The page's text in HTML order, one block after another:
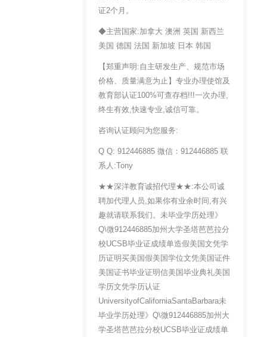
证2个月。
◆主营国家:加拿大 澳洲 英国 新西兰
美国 德国 法国 新加坡 日本 韩国
【郑重声明:自主研发生产、规范市场
价格、质量满意为止】专业办理使馆及
教育部认证100%可查存档!!!一次办理,
终生有效,快速专业,诚信可靠。
咨询认证顾问为您服务:
Q Q: 912446885 微信：912446885 联
系人:Tony
★★深洋教育诚招代理★★:本公司诚
聘加代理人员,如果你有业余时间,有兴
趣就请联系我们。未毕业学历处理》
Q\微912446885加州大学圣塔芭芭拉分
校UCSB毕业证成绩单造假美国文凭学
历证明买美国假美国学位文凭美国证件
美国证书毕业证明信美国毕业典礼美国
学历文凭学历认证
UniversityofCaliforniaSantaBarbara未
毕业学历处理》Q\微912446885加州大
学圣塔芭芭拉分校UCSB毕业证成绩单